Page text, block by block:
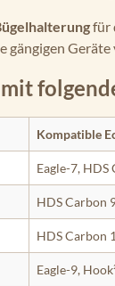
für
gängigen Geräte
Kompatible
Eagle-7, HDS
HDS Carbon
HDS Carbon
Eagle-9,